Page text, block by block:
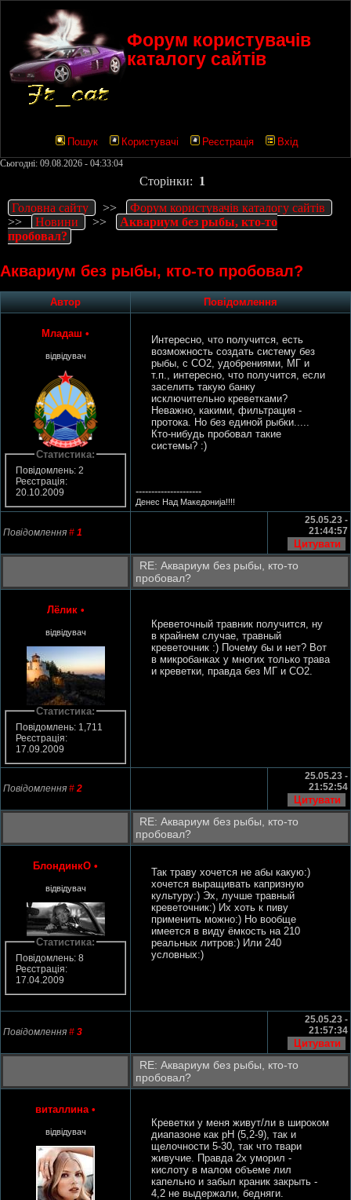
Форум користувачів
каталогу сайтів
Пошук Користувачі Реєстрація Вхід
Сьогодні: 09.08.2026 - 04:33:04
Сторінки: 1
Головна сайту
>>
Форум користувачів каталогу сайтів
>>
Новини >>
Аквариум без рыбы, кто-то
пробовал?
Аквариум без рыбы, кто-то пробовал?
Автор Повідомлення
Младаш •
відвідувач
Статистика:
Повідомлень: 2
Реєстрація:
20.10.2009
Интересно, что получится, есть
возможность создать систему без
рыбы, с CO2, удобрениями, МГ и
т.п., интересно, что получится, если
заселить такую банку
исключительно креветками?
Неважно, какими, фильтрация -
протока. Но без единой рыбки.....
Кто-нибудь пробовал такие
системы? :)
---------------------
Денес Над Македонија!!!!
Повідомлення # 1
25.05.23 -
21:44:57
RE: Аквариум без рыбы, кто-то
пробовал?
Лёлик •
відвідувач
Статистика:
Повідомлень: 1,711
Реєстрація:
17.09.2009
Креветочный травник получится, ну
в крайнем случае, травный
креветочник :) Почему бы и нет? Вот
в микробанках у многих только трава
и креветки, правда без МГ и СО2.
Повідомлення # 2
25.05.23 -
21:52:54
RE: Аквариум без рыбы, кто-то
пробовал?
БлондинкО •
відвідувач
Статистика:
Повідомлень: 8
Реєстрація:
17.04.2009
Так траву хочется не абы какую:)
хочется выращивать капризную
культуру:) Эх, лучше травный
креветочник:) Их хоть к пиву
применить можно:) Но вообще
имеется в виду ёмкость на 210
реальных литров:) Или 240
условных:)
Повідомлення # 3
25.05.23 -
21:57:34
RE: Аквариум без рыбы, кто-то
пробовал?
виталлина •
відвідувач
Креветки у меня живут/ли в широком
диапазоне как рН (5,2-9), так и
щелочности 5-30, так что твари
живучие. Правда 2х уморил -
кислоту в малом объеме лил
капельно и забыл краник закрыть -
4,2 не выдержали, бедняги.